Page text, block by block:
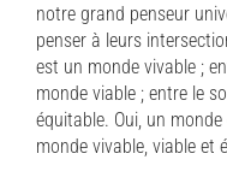
notre grand penseur
penser à leurs
est un monde vivable ;
monde viable ; entre le
équitable. Oui, un
monde vivable, viable et